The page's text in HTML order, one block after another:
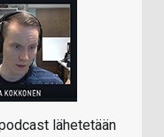
lähetetään